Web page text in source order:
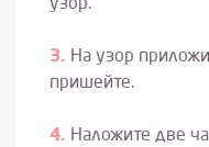
узор.
На узор
пришейте.
Наложите две